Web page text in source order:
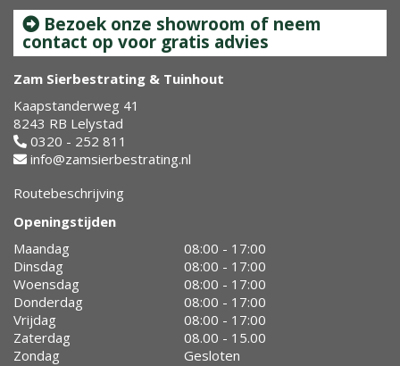
Bezoek onze showroom of neem
contact op voor gratis advies
Zam Sierbestrating & Tuinhout
Kaapstanderweg 41
8243 RB Lelystad
0320 - 252 811
info@zamsierbestrating.nl
Routebeschrijving
Openingstijden
Maandag
08:00 - 17:00
Dinsdag
08:00 - 17:00
Woensdag
08:00 - 17:00
Donderdag
08:00 - 17:00
Vrijdag
08:00 - 17:00
Zaterdag
08.00 - 15.00
Zondag
Gesloten